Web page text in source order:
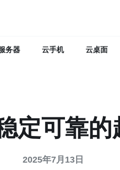
务器 云手机 云桌面
定可靠
2025年7月13日